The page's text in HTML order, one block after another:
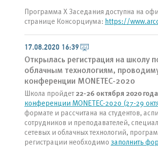
Программа X Заседания доступна на
странице Консорциума: https://
17.08.2020 16:39
Открылась регистрация на школу
облачным технологиям,
конференции MONETEC-2020
Школа пройдет 22-26 октября 2020 года
конференции MONETEC-2020 (27-29
формате и рассчитана на студентов,
сотрудников и преподавателей,
сетевых и облачных технологий,
регистрации необходимо заполнить